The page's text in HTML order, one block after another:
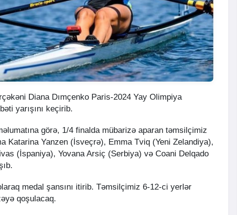
Diana Dımçenko Paris-2024 Yay Olimpiya
yarışını keçirib.
görə, 1/4 finalda mübarizə aparan təmsilçimiz
Katarina Yanzen (İsveçrə), Emma Tviq (Yeni Zelandiya),
(İspaniya), Yovana Arsiç (Serbiya) və Coani Delqado
medal şansını itirib. Təmsilçimiz 6-12-ci yerlər
qoşulacaq.